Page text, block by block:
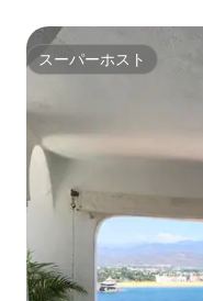
スーパーホスト
スーパーホスト